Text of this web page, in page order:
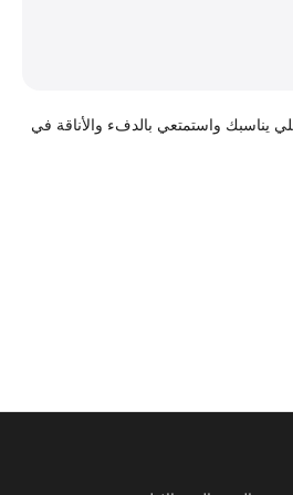
يناسبك واستمتعي بالدفء والأناقة في